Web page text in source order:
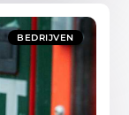
BEDRIJVEN